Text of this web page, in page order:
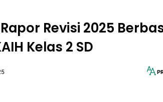
Revisi 2025
Kelas 2 SD